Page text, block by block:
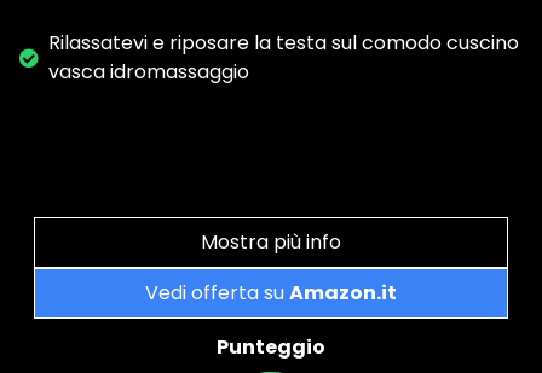
Rilassatevi e riposare la testa sul comodo cuscino
vasca idromassaggio
Mostra più info
Vedi offerta suAmazon.it
Punteggio